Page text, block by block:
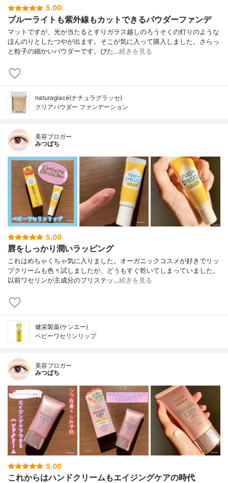
5.00
ブルーライトも紫外線もカットできるパウダーファンデ
マットですが、光が当たるとすりガラス越しのろうそくの灯りのような
ほんのりとしたつやが出ます。そこが気に入って購入しました。さらっ
と粒子の細かいパウダーです。ぴた…続きを見る
naturaglacé(ナチュラグラッセ)
クリアパウダー ファンデーション
美容ブロガー
みつばち
5.00
唇をしっかり潤いラッピング
これはめちゃくちゃ気に入りました。オーガニックコスメが好きでリッ
プクリームも色々試しましたが、どうもすぐ乾いてしまっていました。
以前ワセリンが主成分のブリステッ…続きを見る
健栄製薬(ケンエー)
ベビーワセリンリップ
美容ブロガー
みつばち
5.00
これからはハンドクリームもエイジングケアの時代